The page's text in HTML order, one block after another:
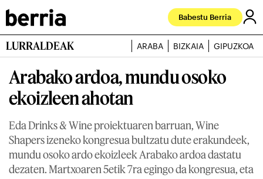
Babestu Berria
LURRALDEAK ARABA BIZKAIA GIPUZKOA
Arabako ardoa, mundu osoko
ekoizleen ahotan
Eda Drinks & Wine proiektuaren barruan, Wine
Shapers izeneko kongresua bultzatu dute erakundeek,
mundu osoko ardo ekoizleek Arabako ardoa dastatu
dezaten. Martxoaren 5etik 7ra egingo da kongresua, eta